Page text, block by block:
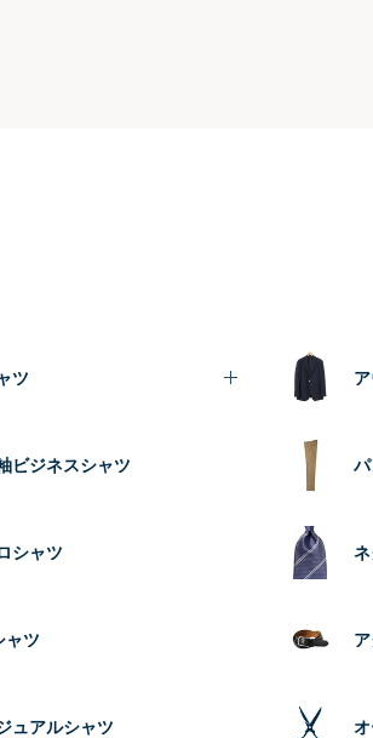
ツ
ビジネスシャツ
シャツ
ャツ
ュアルシャツ